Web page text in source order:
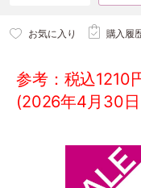
お気に入り 購入履
参考：税込1210
(2026年4月30